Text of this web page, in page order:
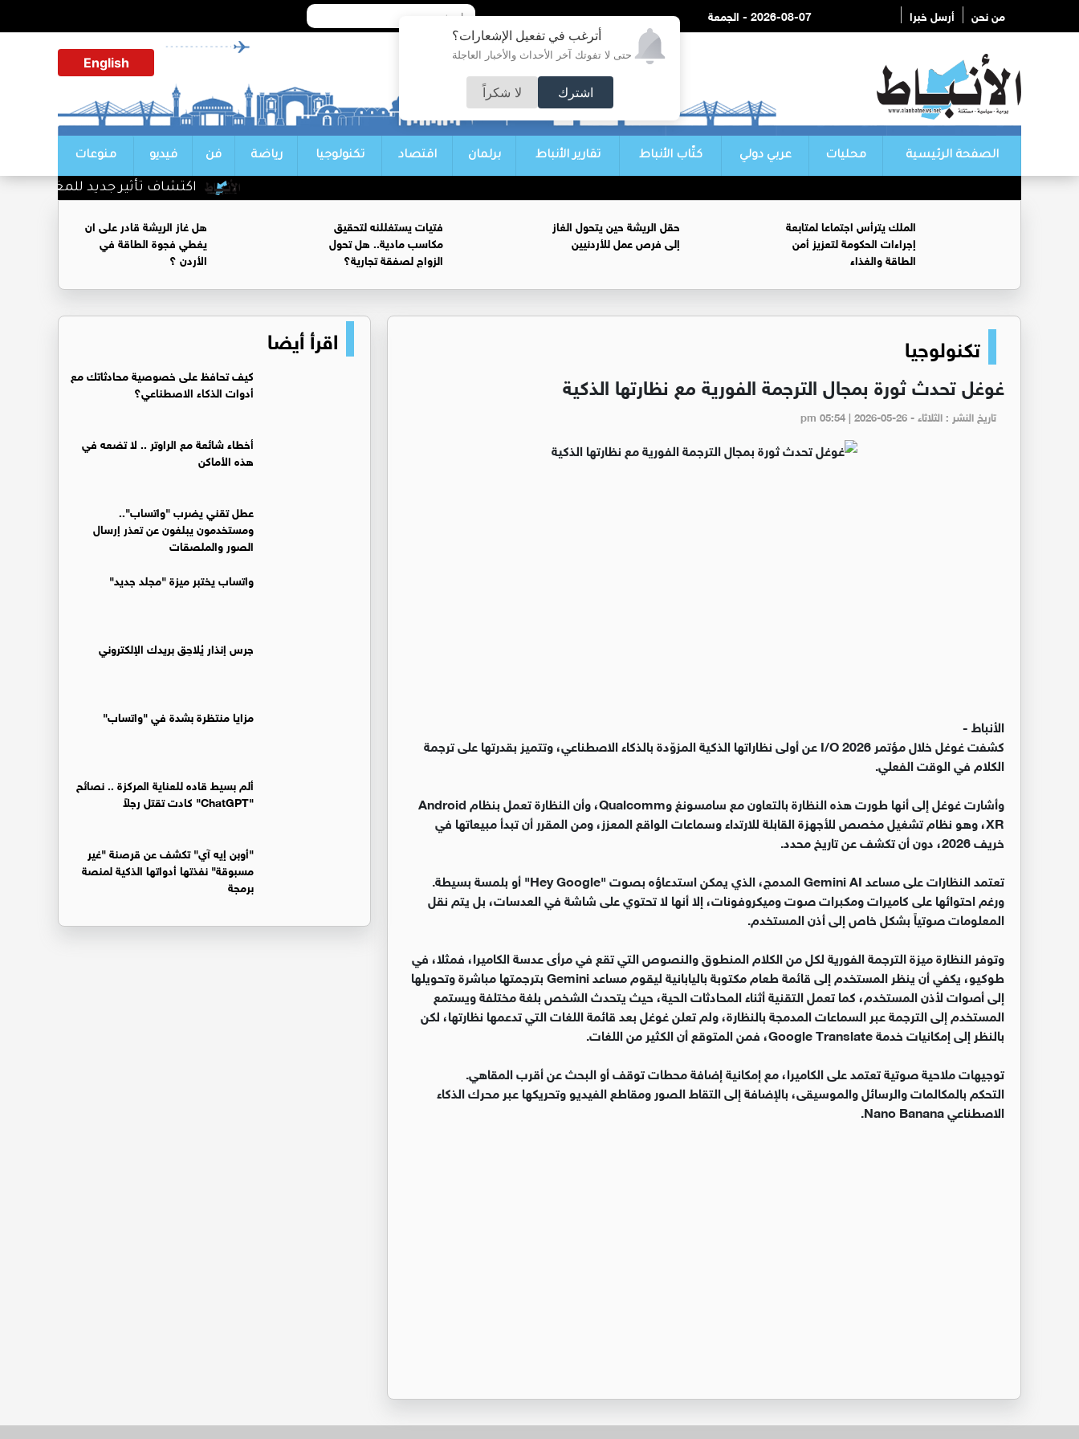
أترغب في تفعيل الإشعارات؟
حتى لا تفوتك آخر الأحداث والأخبار العاجلة
اشترك لا شكراً
من نحن أرسل خبرا 2026-08-07 - الجمعة
English
الصفحة الرئيسية محليات عربي دولي كتّاب الأنباط تقارير الأنباط برلمان اقتصاد تكنولوجيا رياضة فن فيديو منوعات
اكتشاف تأثير جديد للمغنيسيوم
الملك يترأس اجتماعا لمتابعة
إجراءات الحكومة لتعزيز أمن
الطاقة والغذاء
حقل الريشة حين يتحول الغاز
إلى فرص عمل للأردنيين
فتيات يستغللنه لتحقيق
مكاسب مادية.. هل تحول
الزواج لصفقة تجارية؟
هل غاز الريشة قادر على ان
يغطي فجوة الطاقة في
الأردن ؟
تكنولوجيا
غوغل تحدث ثورة بمجال الترجمة الفورية مع نظارتها الذكية
تاريخ النشر : الثلاثاء - pm 05:54 | 2026-05-26
الأنباط -
كشفت غوغل خلال مؤتمر I/O 2026 عن أولى نظاراتها الذكية المزوّدة بالذكاء الاصطناعي، وتتميز بقدرتها على ترجمة
الكلام في الوقت الفعلي.
وأشارت غوغل إلى أنها طورت هذه النظارة بالتعاون مع سامسونغ وQualcomm، وأن النظارة تعمل بنظام Android
XR، وهو نظام تشغيل مخصص للأجهزة القابلة للارتداء وسماعات الواقع المعزز، ومن المقرر أن تبدأ مبيعاتها في
خريف 2026، دون أن تكشف عن تاريخ محدد.
تعتمد النظارات على مساعد Gemini AI المدمج، الذي يمكن استدعاؤه بصوت "Hey Google" أو بلمسة بسيطة.
ورغم احتوائها على كاميرات ومكبرات صوت وميكروفونات، إلا أنها لا تحتوي على شاشة في العدسات، بل يتم نقل
المعلومات صوتياً بشكل خاص إلى أذن المستخدم.
وتوفر النظارة ميزة الترجمة الفورية لكل من الكلام المنطوق والنصوص التي تقع في مرأى عدسة الكاميرا، فمثلا، في
طوكيو، يكفي أن ينظر المستخدم إلى قائمة طعام مكتوبة باليابانية ليقوم مساعد Gemini بترجمتها مباشرة وتحويلها
إلى أصوات لأذن المستخدم، كما تعمل التقنية أثناء المحادثات الحية، حيث يتحدث الشخص بلغة مختلفة ويستمع
المستخدم إلى الترجمة عبر السماعات المدمجة بالنظارة، ولم تعلن غوغل بعد قائمة اللغات التي تدعمها نظارتها، لكن
بالنظر إلى إمكانيات خدمة Google Translate، فمن المتوقع أن الكثير من اللغات.
توجيهات ملاحية صوتية تعتمد على الكاميرا، مع إمكانية إضافة محطات توقف أو البحث عن أقرب المقاهي.
التحكم بالمكالمات والرسائل والموسيقى، بالإضافة إلى التقاط الصور ومقاطع الفيديو وتحريكها عبر محرك الذكاء
الاصطناعي Nano Banana.
اقرأ أيضا
كيف تحافظ على خصوصية محادثاتك مع
أدوات الذكاء الاصطناعي؟
أخطاء شائعة مع الراوتر .. لا تضعه في
هذه الأماكن
عطل تقني يضرب "واتساب"..
ومستخدمون يبلغون عن تعذر إرسال
الصور والملصقات
واتساب يختبر ميزة "مجلد جديد"
جرس إنذار يُلاحِق بريدك الإلكتروني
مزايا منتظرة بشدة في "واتساب"
ألم بسيط قاده للعناية المركزة .. نصائح
"ChatGPT" كادت تقتل رجلاً
"أوبن إيه آي" تكشف عن قرصنة "غير
مسبوقة" نفذتها أدواتها الذكية لمنصة
برمجة